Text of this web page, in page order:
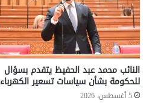
النائب محمد عبد الحفيظ يتقدم بسؤال
للحكومة بشأن سياسات تسعير الكهرباء
5 أغسطس، 2026